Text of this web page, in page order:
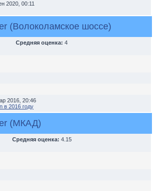
2020, 00:11
(Волоколамское шоссе)
Средняя оценка: 4
2016, 20:46
в 2016 году
(МКАД)
Средняя оценка: 4.15